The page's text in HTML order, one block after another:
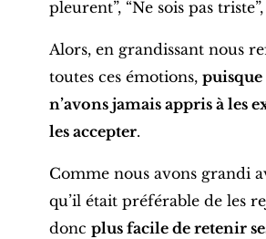
pleurent”, “Ne sois pas
Alors, en grandissant nous
toutes ces émotions, puisque
n’avons jamais appris à les
les accepter.
Comme nous avons grandi
qu’il était préférable de les
donc plus facile de retenir